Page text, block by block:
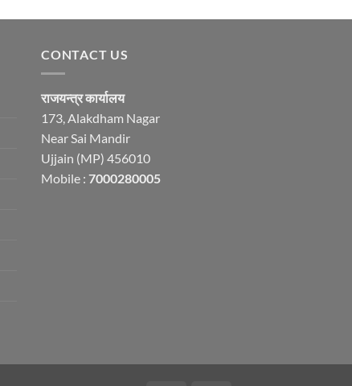
CONTACT US
राजयन्त्र कार्यालय
173, Alakdham Nagar
Near Sai Mandir
Ujjain (MP) 456010
Mobile : 7000280005